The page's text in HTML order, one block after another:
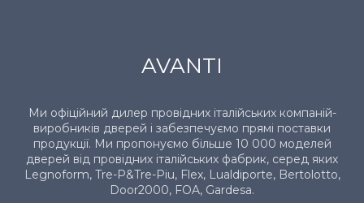
AVANTI
Ми офіційний дилер провідних італійських компаній-
виробників дверей і забезпечуємо прямі поставки
продукції. Ми пропонуємо більше 10 000 моделей
дверей від провідних італійських фабрик, серед яких
Legnoform, Tre-P&Tre-Piu, Flex, Lualdiporte, Bertolotto,
Door2000, FOA, Gardesa.